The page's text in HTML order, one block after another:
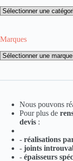
Catégories
Marques
Marques
Nous pouvons
Pour plus de
devis :
- réalisations
- joints
- épaisseurs